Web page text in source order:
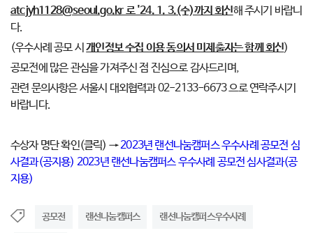
atcjyh1128@seoul.go.kr 로 '24. 1. 3.(수)까지 회신해 주시기 바랍니
다.
(우수사례 공모 시개인정보 수집 이용 동의서 미제출자는 함께 회신)
공모전에 많은 관심을 가져주신 점 진심으로 감사드리며,
관련 문의사항은 서울시 대외협력과 02-2133-6673 으로 연락주시기
바랍니다.
수상자 명단 확인(클릭) →2023년 랜선나눔캠퍼스 우수사례 공모전 심
사결과(공지용) 2023년 랜선나눔캠퍼스 우수사례 공모전 심사결과(공
지용)
공모전 랜선나눔캠퍼스 랜선나눔캠퍼스우수사례